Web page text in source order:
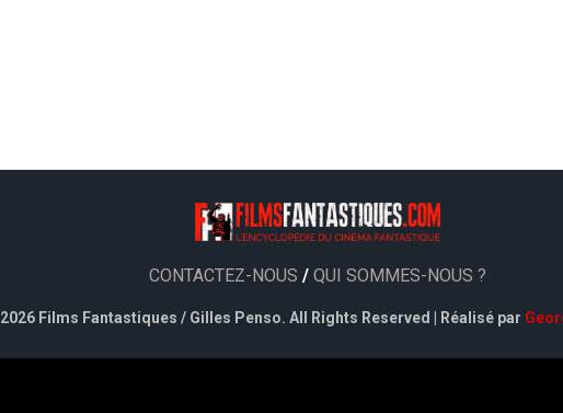
CONTACTEZ-NOUS / QUI SOMMES-NOUS ?
2026 Films Fantastiques / Gilles Penso. All Rights Reserved | Réalisé par